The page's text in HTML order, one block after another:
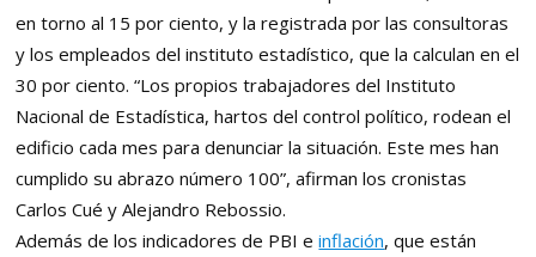
en torno al 15 por ciento, y la registrada por las consultoras
y los empleados del instituto estadístico, que la calculan en el
30 por ciento. “Los propios trabajadores del Instituto
Nacional de Estadística, hartos del control político, rodean el
edificio cada mes para denunciar la situación. Este mes han
cumplido su abrazo número 100”, afirman los cronistas
Carlos Cué y Alejandro Rebossio.
Además de los indicadores de PBI einflación, que están